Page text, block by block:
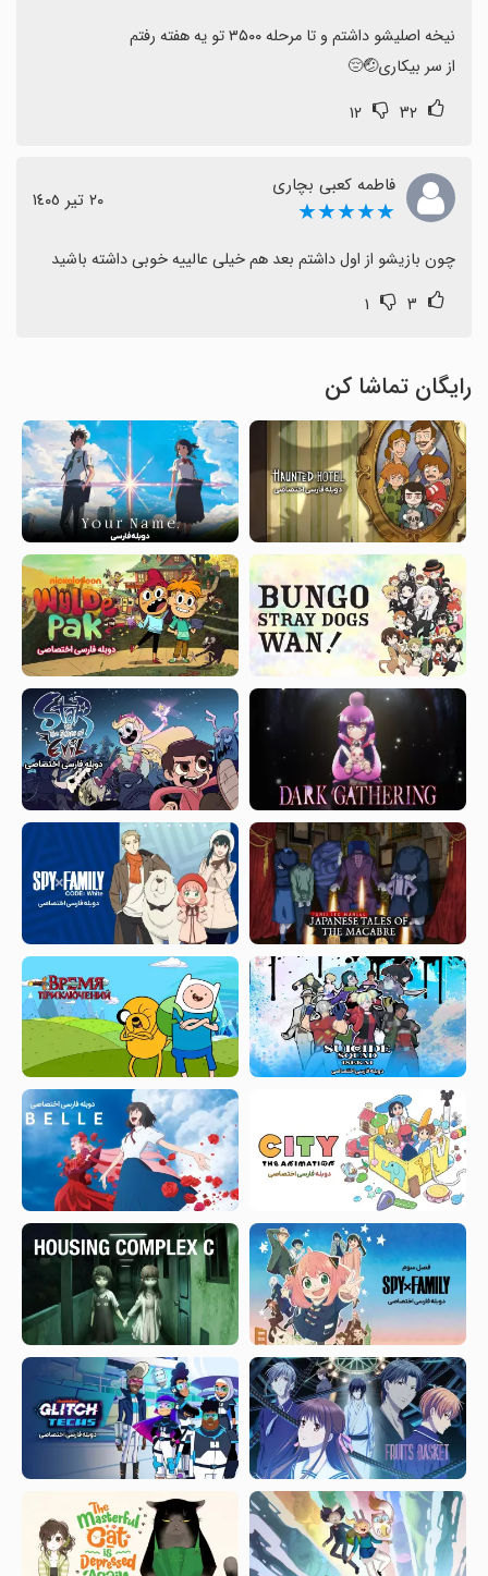
از سر بیکاری🤕😔
۳۲ ۱۲
فاطمه کعبی بچاری
★★★★★ ٢٠ تیر ١٤٠٥
چون بازیشو از اول داشتم بعد هم خیلی عالییه خوبی داشته باشید
۳ ۱
رایگان تماشا کن